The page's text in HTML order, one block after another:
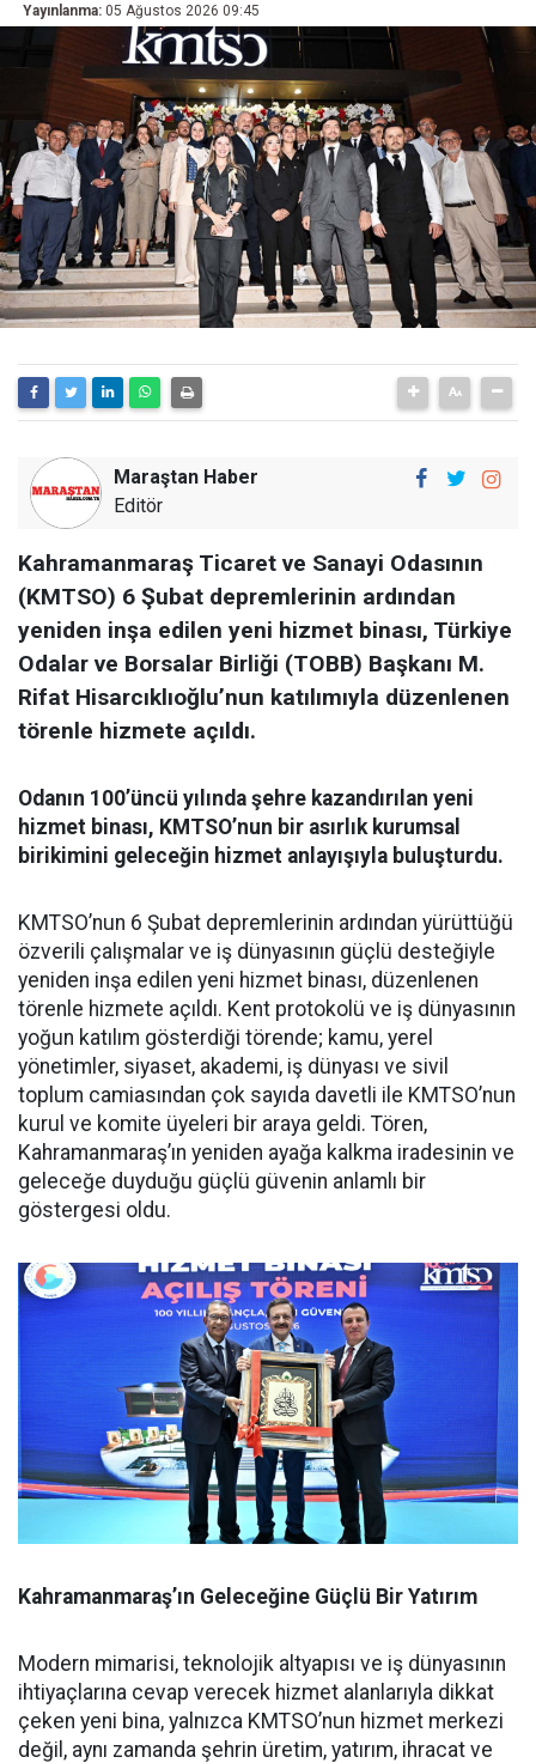
Yayınlanma: 05 Ağustos 2026 09:45
Maraştan Haber
Editör
Kahramanmaraş Ticaret ve Sanayi Odasının
(KMTSO) 6 Şubat depremlerinin ardından
yeniden inşa edilen yeni hizmet binası, Türkiye
Odalar ve Borsalar Birliği (TOBB) Başkanı M.
Rifat Hisarcıklıoğlu’nun katılımıyla düzenlenen
törenle hizmete açıldı.
Odanın 100’üncü yılında şehre kazandırılan yeni
hizmet binası, KMTSO’nun bir asırlık kurumsal
birikimini geleceğin hizmet anlayışıyla buluşturdu.
KMTSO’nun 6 Şubat depremlerinin ardından yürüttüğü
özverili çalışmalar ve iş dünyasının güçlü desteğiyle
yeniden inşa edilen yeni hizmet binası, düzenlenen
törenle hizmete açıldı. Kent protokolü ve iş dünyasının
yoğun katılım gösterdiği törende; kamu, yerel
yönetimler, siyaset, akademi, iş dünyası ve sivil
toplum camiasından çok sayıda davetli ile KMTSO’nun
kurul ve komite üyeleri bir araya geldi. Tören,
Kahramanmaraş’ın yeniden ayağa kalkma iradesinin ve
geleceğe duyduğu güçlü güvenin anlamlı bir
göstergesi oldu.
Kahramanmaraş’ın Geleceğine Güçlü Bir Yatırım
Modern mimarisi, teknolojik altyapısı ve iş dünyasının
ihtiyaçlarına cevap verecek hizmet alanlarıyla dikkat
çeken yeni bina, yalnızca KMTSO’nun hizmet merkezi
değil, aynı zamanda şehrin üretim, yatırım, ihracat ve